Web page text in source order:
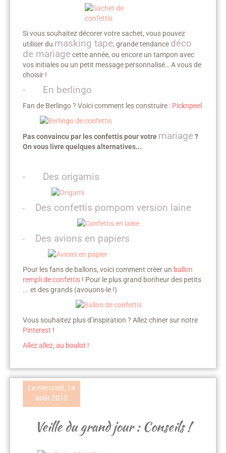
Si vous souhaitez décorer votre sachet, vous pouvez
utiliser du masking tape, grande tendance déco
de mariagecette année, ou encore un tampon avec
vos initiales ou un petit message personnalisé… A vous de
choisir !
- En berlingo
Fan de Berlingo ? Voici comment les construire : Picknpeel
Pas convaincu par les confettis pour votre mariage?
On vous livre quelques alternatives...
- Des origamis
- Des confettis pompom version laine
- Des avions en papiers
Pour les fans de ballons, voici comment créer un ballon
rempli de confettis ! Pour le plus grand bonheur des petits
... et des grands (avouons-le !)
Vous souhaitez plus d’inspiration ? Allez chiner sur notre
Pinterest !
Allez allez, au boulot !
Veille du grand jour : Conseils !
Le mercredi, 14
août 2013